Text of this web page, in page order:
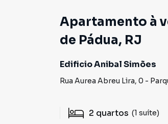
Apartamento à
de Pádua, RJ
Edificio Anibal Simões
Rua Aurea Abreu Lira, 0 -
2 quartos (1 suíte)